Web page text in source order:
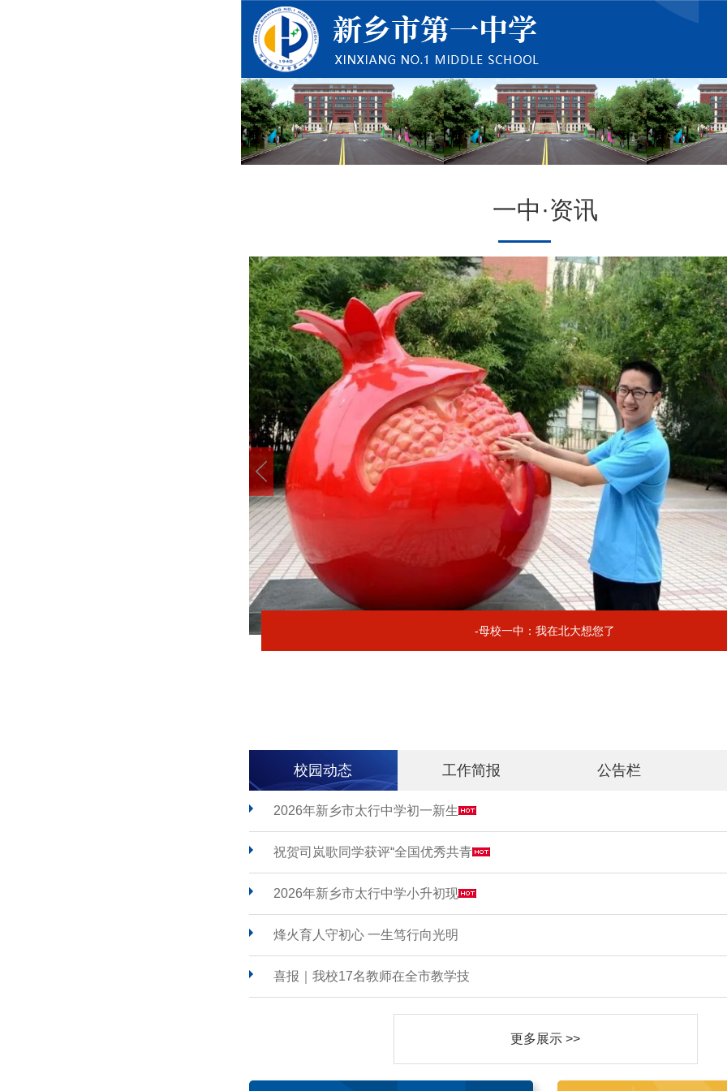
一中·资讯
-母校一中：我在北大想您了
校园动态 工作简报 公告栏
2026年新乡市太行中学初一新生
祝贺司岚歌同学获评“全国优秀共青
2026年新乡市太行中学小升初现
烽火育人守初心 一生笃行向光明
喜报｜我校17名教师在全市教学技
更多展示 >>